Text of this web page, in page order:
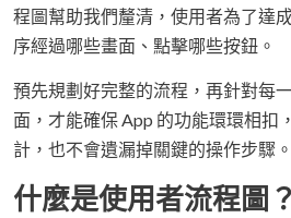
程圖幫助我們釐清，使用者為了達
序經過哪些畫面、點擊哪些按鈕。
預先規劃好完整的流程，再針對每
面，才能確保 App 的功能環環相扣
計，也不會遺漏掉關鍵的操作步驟。
什麼是使用者流程圖？